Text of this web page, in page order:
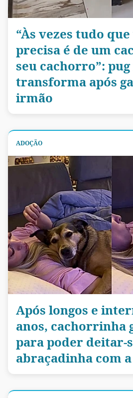
“Às vezes tudo
precisa é de um
seu cachorro”: pug
transforma após
irmão
ADOÇÃO
Após longos e
anos, cachorrinha
para poder deitar-
abraçadinha com